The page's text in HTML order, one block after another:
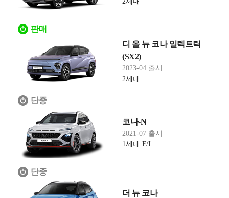
판매
디 올 뉴 코나 일렉트릭
(SX2)
2023-04 출시
2세대
단종
코나-N
2021-07 출시
1세대 F/L
단종
더 뉴 코나